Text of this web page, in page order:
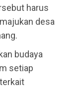
harus
desa
budaya
setiap